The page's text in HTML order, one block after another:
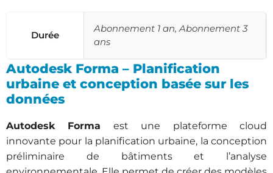
Durée
Abonnement 1 an, Abonnement 3
ans
Autodesk Forma – Planification
urbaine et conception basée sur les
données
Autodesk Forma est une plateforme cloud
innovante pour la planification urbaine, la conception
préliminaire de bâtiments et l’analyse